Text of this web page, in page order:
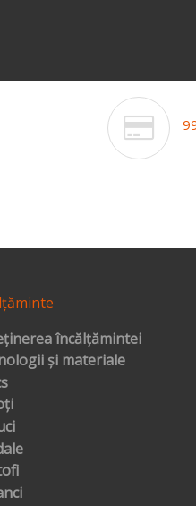
încălțămintei
și materiale